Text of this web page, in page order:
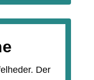
Der